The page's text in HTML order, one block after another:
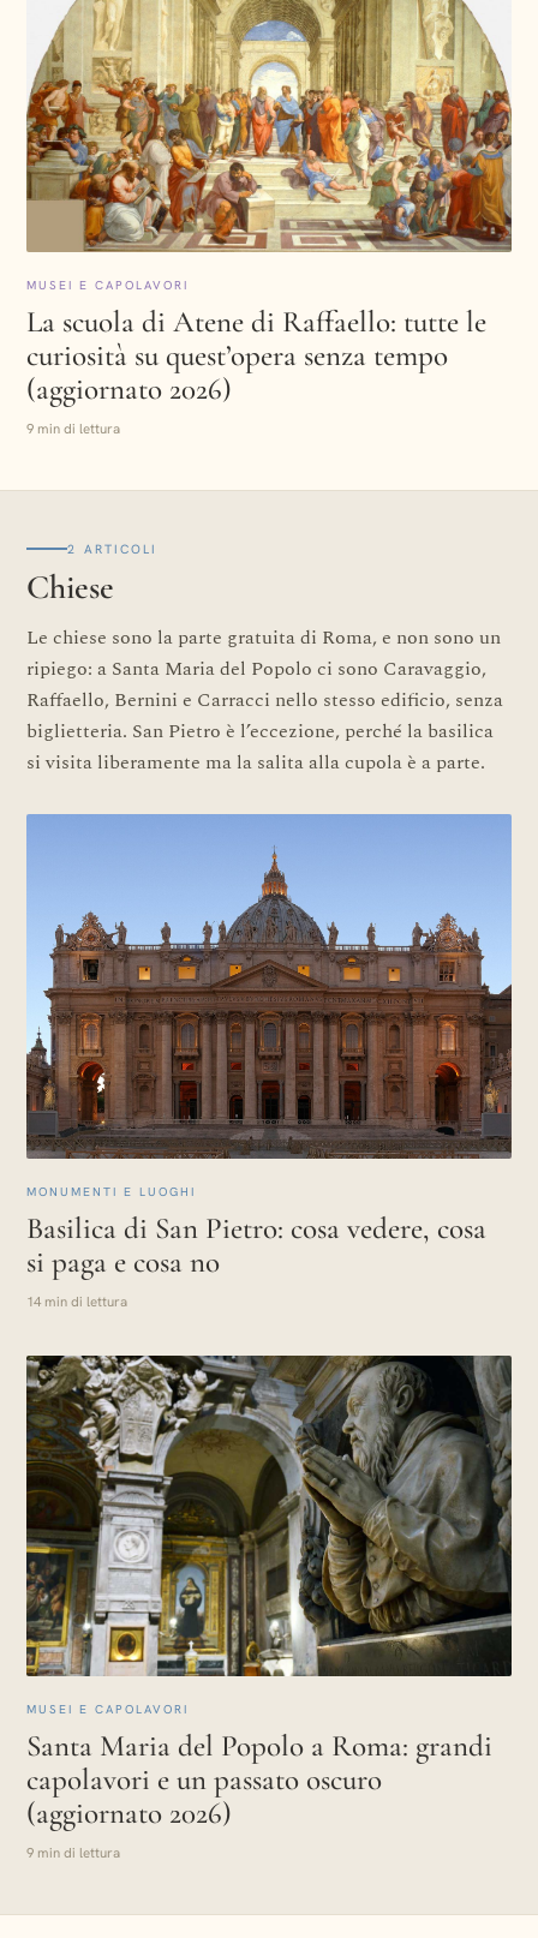
MUSEI E CAPOLAVORI
La scuola di Atene di Raffaello: tutte le
curiosità su quest’opera senza tempo
(aggiornato 2026)
9 min di lettura
2 ARTICOLI
Chiese
Le chiese sono la parte gratuita di Roma, e non sono un
ripiego: a Santa Maria del Popolo ci sono Caravaggio,
Raffaello, Bernini e Carracci nello stesso edificio, senza
biglietteria. San Pietro è l’eccezione, perché la basilica
si visita liberamente ma la salita alla cupola è a parte.
MONUMENTI E LUOGHI
Basilica di San Pietro: cosa vedere, cosa
si paga e cosa no
14 min di lettura
MUSEI E CAPOLAVORI
Santa Maria del Popolo a Roma: grandi
capolavori e un passato oscuro
(aggiornato 2026)
9 min di lettura